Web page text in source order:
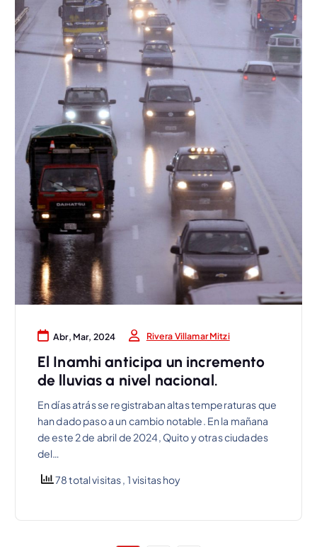
Abr, Mar, 2024 Rivera Villamar Mitzi
El Inamhi anticipa un incremento
de lluvias a nivel nacional.
En días atrás se registraban altas temperaturas que
han dado paso a un cambio notable. En la mañana
de este 2 de abril de 2024, Quito y otras ciudades
del…
78 total visitas, 1 visitas hoy